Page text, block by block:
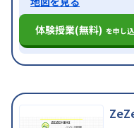
体験授業(無料) を申し